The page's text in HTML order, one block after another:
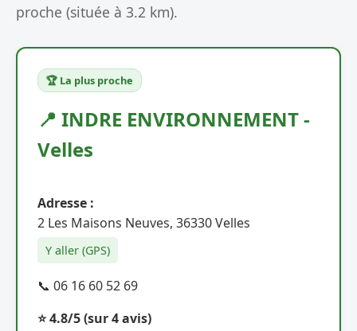
proche (située à 3.2 km).
🏆 La plus proche
📍 INDRE ENVIRONNEMENT -
Velles
Adresse :
2 Les Maisons Neuves, 36330 Velles
Y aller (GPS)
📞 06 16 60 52 69
⭐ 4.8/5(sur 4 avis)